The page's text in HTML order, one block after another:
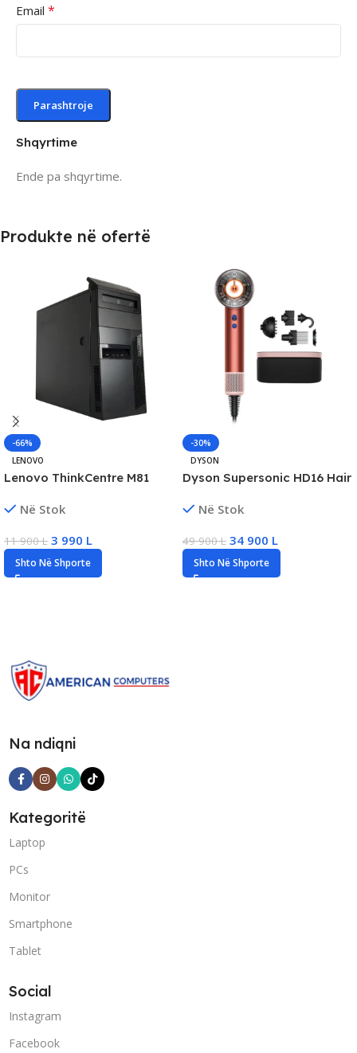
Shqyrtime
Ende pa shqyrtime.
Email *
Produkte në ofertë
-66%
LENOVO
Lenovo ThinkCentre M81
RAM, 128GB SSD
Në Stok
11 900L 3 990 L
Shto Në Shporte
-30%
DYSON
Dyson Supersonic HD16 Hair
Control, New
Në Stok
49 900L 34 900 L
Shto Në Shporte
Na ndiqni
Kategoritë
Laptop
PCs
Monitor
Smartphone
Tablet
Social
Instagram
Facebook